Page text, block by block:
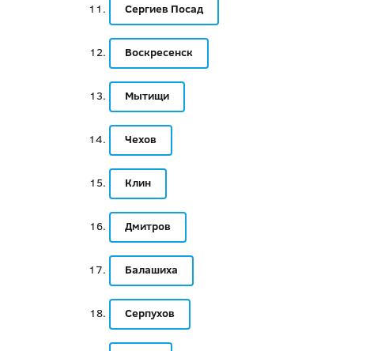
Сергиев Посад
Воскресенск
Мытищи
Чехов
Клин
Дмитров
Балашиха
Серпухов